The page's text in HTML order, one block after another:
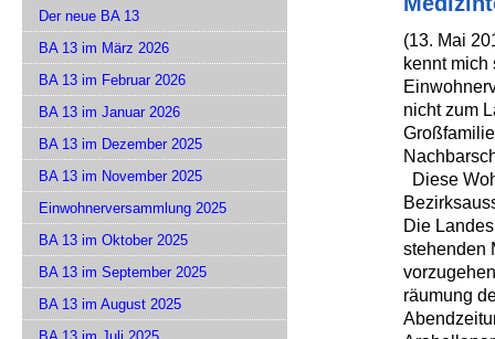
(13. Mai
kennt mich
nicht zum
Diese
Die
stehenden
räumung
Der neue BA 13
BA 13 im März 2026
BA 13 im Februar 2026
BA 13 im Januar 2026
BA 13 im Dezember 2025
BA 13 im November 2025
Einwohnerversammlung 2025
BA 13 im Oktober 2025
BA 13 im September 2025
BA 13 im August 2025